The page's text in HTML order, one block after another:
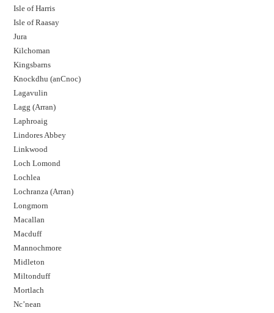
Isle of Harris
Isle of Raasay
Jura
Kilchoman
Kingsbarns
Knockdhu (anCnoc)
Lagavulin
Lagg (Arran)
Laphroaig
Lindores Abbey
Linkwood
Loch Lomond
Lochlea
Lochranza (Arran)
Longmorn
Macallan
Macduff
Mannochmore
Midleton
Miltonduff
Mortlach
Nc’nean